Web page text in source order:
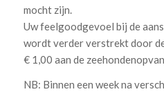
mocht zijn.
Uw feelgoodgevoel bij de
wordt verder verstrekt door
€ 1,00 aan de
NB: Binnen een week na